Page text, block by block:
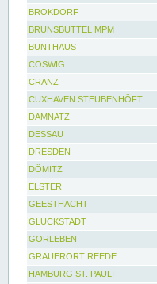
BROKDORF
BRUNSBÜTTEL MPM
BUNTHAUS
COSWIG
CRANZ
CUXHAVEN STEUBENHÖFT
DAMNATZ
DESSAU
DRESDEN
DÖMITZ
ELSTER
GEESTHACHT
GLÜCKSTADT
GORLEBEN
GRAUERORT REEDE
HAMBURG ST. PAULI